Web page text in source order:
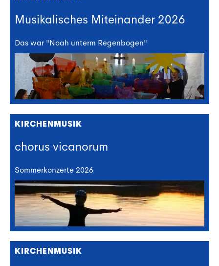
Musikalisches Miteinander 2026
Das war "Noah unterm Regenbogen"
KIRCHENMUSIK
chorus vicanorum
Sommerkonzerte 2026
KIRCHENMUSIK